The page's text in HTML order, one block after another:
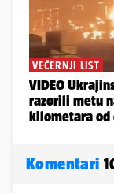
Komentari